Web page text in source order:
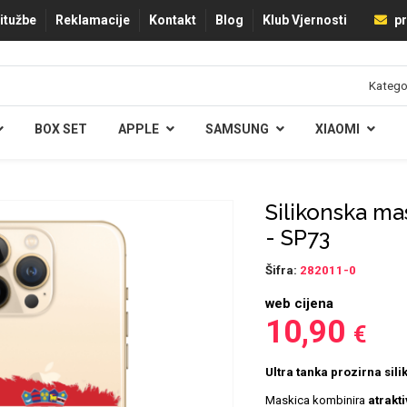
Reklamacije Kontakt Blog Klub Vjernosti
BOX SET APPLE SAMSUNG XIAOMI
Silikonska
- SP73
Šifra: 282011-0
web cijena
10,90 €
Ultra tanka prozirna
Maskica kombinira